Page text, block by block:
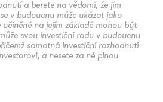
a berete na vědomí, že jím
v budoucnu může ukázat jako
učiněné na jejím základě mohou být
svou investiční radu v budoucnu
samotná investiční rozhodnutí
a nesete za ně plnou